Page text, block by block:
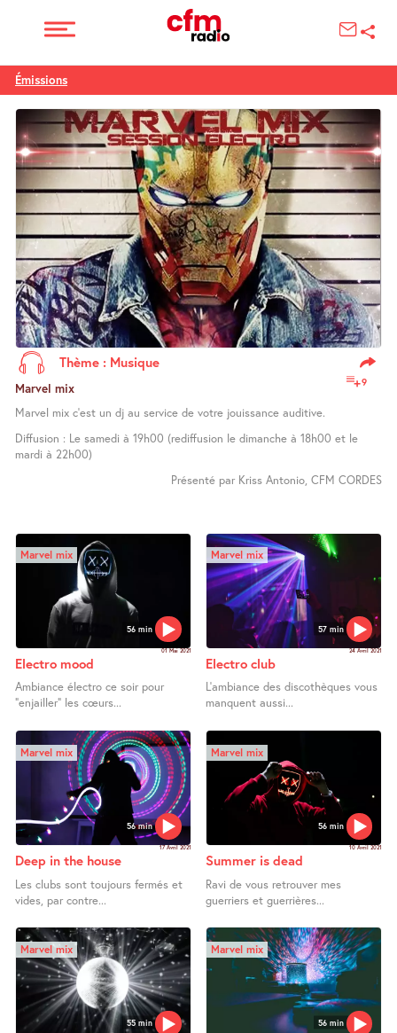
Émissions
Thème : Musique
9
Marvel mix
Marvel mix c’est un dj au service de votre jouissance auditive.
Diffusion : Le samedi à 19h00 (rediffusion le dimanche à 18h00 et le
mardi à 22h00)
Présenté par Kriss Antonio, CFM CORDES
56 min
Marvel mix
01 Mai 2021
Electro mood
Ambiance électro ce soir pour
"enjailler" les cœurs...
57 min
Marvel mix
24 Avril 2021
Electro club
L’ambiance des discothèques vous
manquent aussi...
56 min
Marvel mix
17 Avril 2021
Deep in the house
Les clubs sont toujours fermés et
vides, par contre...
56 min
Marvel mix
10 Avril 2021
Summer is dead
Ravi de vous retrouver mes
guerriers et guerrières...
55 min
Marvel mix
56 min
Marvel mix